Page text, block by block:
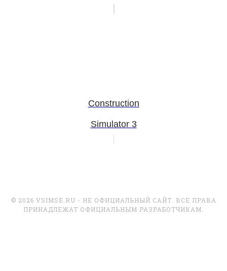
Construction
Simulator 3
© 2026 VSIMSE.RU - НЕ ОФИЦИАЛЬНЫЙ САЙТ. ВСЕ ПРАВА
ПРИНАДЛЕЖАТ ОФИЦИАЛЬНЫМ РАЗРАБОТЧИКАМ.